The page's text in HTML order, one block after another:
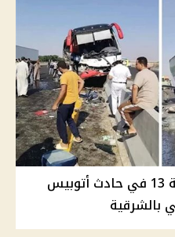
بالأسماء.. مصرع طفل وإصابة 13 في حادث أتوبيس
بالشرقية